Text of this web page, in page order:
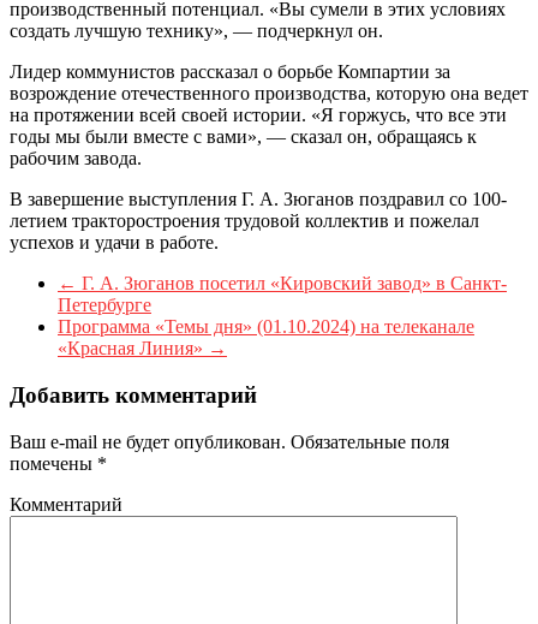
производственный потенциал. «Вы сумели в этих условиях
создать лучшую технику», — подчеркнул он.
Лидер коммунистов рассказал о борьбе Компартии за
возрождение отечественного производства, которую она ведет
на протяжении всей своей истории. «Я горжусь, что все эти
годы мы были вместе с вами», — сказал он, обращаясь к
рабочим завода.
В завершение выступления Г. А. Зюганов поздравил со 100-
летием тракторостроения трудовой коллектив и пожелал
успехов и удачи в работе.
← Г. А. Зюганов посетил «Кировский завод» в Санкт-
Петербурге
Программа «Темы дня» (01.10.2024) на телеканале
«Красная Линия» →
Добавить комментарий
Ваш e-mail не будет опубликован. Обязательные поля
помечены *
Комментарий